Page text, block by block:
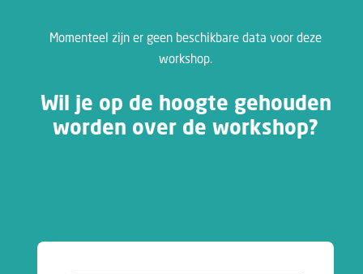
Momenteel zijn er geen beschikbare data voor deze
workshop.
Wil je op de hoogte gehouden
worden over de workshop?